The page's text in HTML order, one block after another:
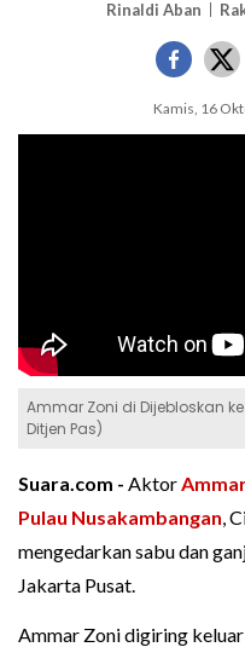
Rinaldi Aban
Kamis, 16
Ammar Zoni di Dijebloskan
Ditjen Pas)
Suara.com - Aktor
Pulau Nusakambangan,
mengedarkan sabu dan
Jakarta Pusat.
Ammar Zoni digiring